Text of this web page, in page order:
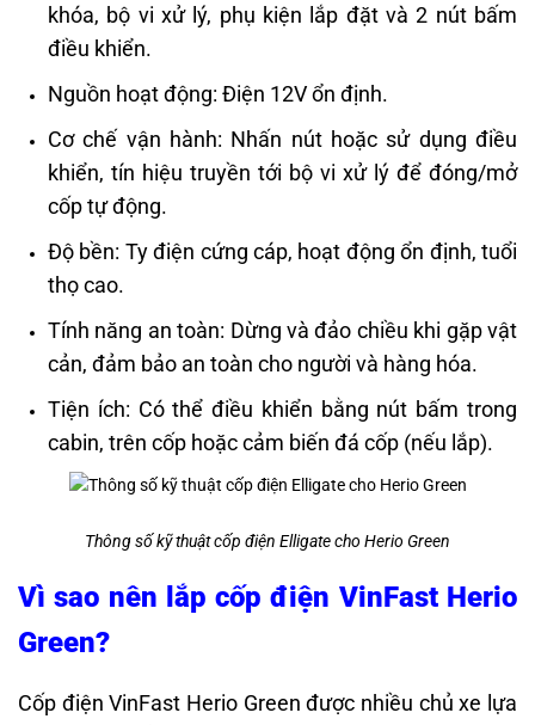
khóa, bộ vi xử lý, phụ kiện lắp đặt và 2 nút bấm
điều khiển.
Nguồn hoạt động: Điện 12V ổn định.
Cơ chế vận hành: Nhấn nút hoặc sử dụng điều
khiển, tín hiệu truyền tới bộ vi xử lý để đóng/mở
cốp tự động.
Độ bền: Ty điện cứng cáp, hoạt động ổn định, tuổi
thọ cao.
Tính năng an toàn: Dừng và đảo chiều khi gặp vật
cản, đảm bảo an toàn cho người và hàng hóa.
Tiện ích: Có thể điều khiển bằng nút bấm trong
cabin, trên cốp hoặc cảm biến đá cốp (nếu lắp).
Thông số kỹ thuật cốp điện Elligate cho Herio Green
Vì sao nên lắp cốp điện VinFast Herio
Green?
Cốp điện VinFast Herio Green được nhiều chủ xe lựa